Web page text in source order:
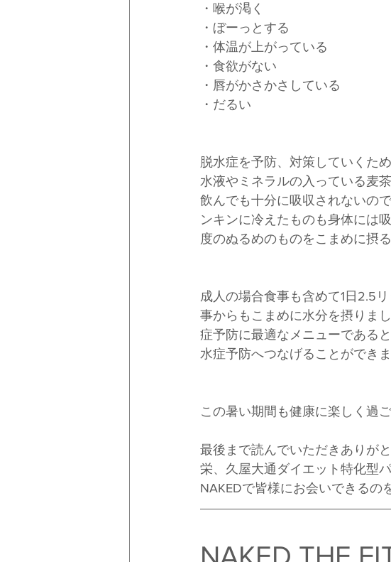
・喉が渇く
・ぼーっとする
・体温が上がっている
・食欲がない
・唇がかさかさしている
・だるい
脱水症を予防、対策していくた
水液やミネラルの入っている麦
飲んでも十分に吸収されないの
ンキンに冷えたものも身体には
度のぬるめのものをこまめに摂
成人の場合食事も含めて1日2.5
事からもこまめに水分を摂りま
症予防に最適なメニューである
水症予防へつなげることができま
この暑い期間も健康に楽しく過
最後まで読んでいただきありが
栄、久屋大通ダイエット特化型
NAKEDで皆様にお会いできるの
NAKED THE